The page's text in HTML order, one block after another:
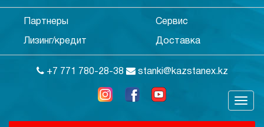
Партнеры Сервис
Лизинг/кредит Доставка
+7 771 780-28-38 stanki@kazstanex.kz